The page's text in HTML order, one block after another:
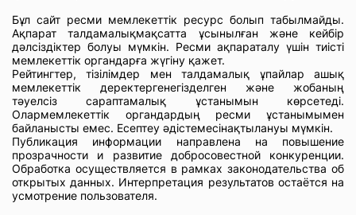
Бұл сайт ресми мемлекеттік ресурс болып табылмайды.
Ақпарат талдамалықмақсатта ұсынылған және кейбір
дәлсіздіктер болуы мүмкін. Ресми ақпараталу үшін тиісті
мемлекеттік органдарға жүгіну қажет.
Рейтингтер, тізілімдер мен талдамалық ұпайлар ашық
мемлекеттік деректергенегізделген және жобаның
тәуелсіз сараптамалық ұстанымын көрсетеді.
Олармемлекеттік органдардың ресми ұстанымымен
байланысты емес. Есептеу әдістемесінақтылануы мүмкін.
Публикация информации направлена на повышение
прозрачности и развитие добросовестной конкуренции.
Обработка осуществляется в рамках законодательства об
открытых данных. Интерпретация результатов остаётся на
усмотрение пользователя.